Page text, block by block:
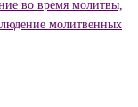
во время молитвы,
молитвенных